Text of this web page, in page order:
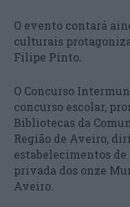
O evento contará
culturais
Filipe Pinto.
O Concurso
concurso escolar,
Bibliotecas da
Região de Aveiro,
estabelecimentos de
privada dos onze
Aveiro.